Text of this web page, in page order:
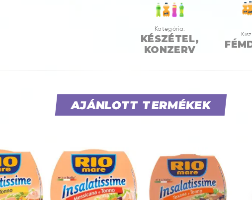
Kategória:
KÉSZÉTEL,
KONZERV
AJÁNLOTT TERMÉKEK